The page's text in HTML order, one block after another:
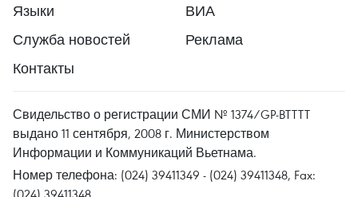
Языки
ВИА
Служба новостей
Реклама
Контакты
Свидельство о регистрации СМИ № 1374/GP-BTTTT
выдано 11 сентября, 2008 г. Министерством
Информации и Коммуникаций Вьетнама.
Номер телефона: (024) 39411349 - (024) 39411348, Fax:
(024) 39411348